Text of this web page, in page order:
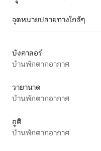
จุดหมายปลายทางใกล้ๆ
บังคาลอร์
บ้านพักตากอากาศ
วายานาด
บ้านพักตากอากาศ
อูติ
บ้านพักตากอากาศ